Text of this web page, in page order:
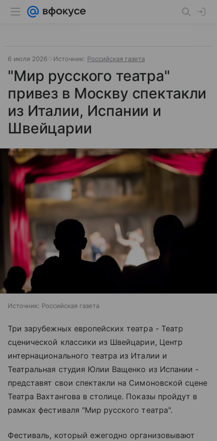
6 июля 2026 Источник: Российская газета
"Мир русского театра"
привез в Москву спектакли
из Италии, Испании и
Швейцарии
Источник: Российская газета
Три зарубежных европейских театра - Театр
сценической классики из Швейцарии, Центр
интернационального театра из Италии и
Театральная студия Юлии Ващенко из Испании -
представят свои спектакли на Симоновской сцене
Театра Вахтангова в столице. Показы пройдут в
рамках фестиваля "Мир русского театра".
Фестиваль, который ежегодно организовывают